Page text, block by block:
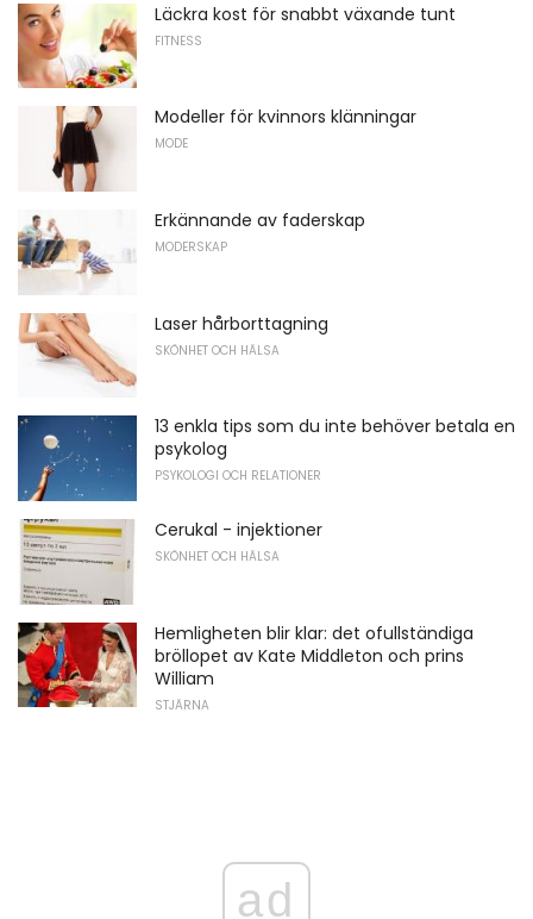
Läckra kost för snabbt växande tunt
FITNESS
Modeller för kvinnors klänningar
MODE
Erkännande av faderskap
MODERSKAP
Laser hårborttagning
SKÖNHET OCH HÄLSA
13 enkla tips som du inte behöver betala en
psykolog
PSYKOLOGI OCH RELATIONER
Cerukal - injektioner
SKÖNHET OCH HÄLSA
Hemligheten blir klar: det ofullständiga
bröllopet av Kate Middleton och prins
William
STJÄRNA
ad